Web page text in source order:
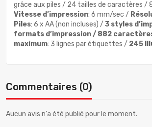
grâce aux piles / 24 tailles de caractères /
Vitesse d’impression: 6 mm/sec /
Piles: 6 x AA (non incluses) / 3 styles
formats d’impression/ 882
maximum: 3 lignes par étiquettes / 245
Commentaires (0)
Aucun avis n'a été publié pour le moment.